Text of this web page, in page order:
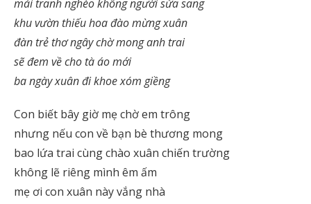
mái tranh nghèo không người sửa sang
khu vườn thiếu hoa đào mừng xuân
đàn trẻ thơ ngây chờ mong anh trai
sẽ đem về cho tà áo mới
ba ngày xuân đi khoe xóm giềng
Con biết bây giờ mẹ chờ em trông
nhưng nếu con về bạn bè thương mong
bao lứa trai cùng chào xuân chiến trường
không lẽ riêng mình êm ấm
mẹ ơi con xuân này vắng nhà